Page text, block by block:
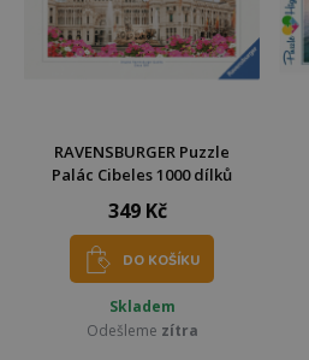
RAVENSBURGER Puzzle
Palác Cibeles 1000 dílků
349 Kč
DO KOŠÍKU
Skladem
Odešleme zítra